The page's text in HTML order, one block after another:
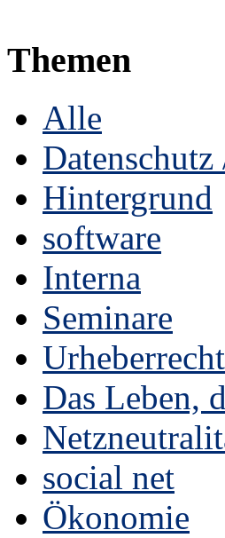
Themen
Alle
Hintergrund
software
Interna
Seminare
Urheberrecht
Das Leben,
social net
Ökonomie